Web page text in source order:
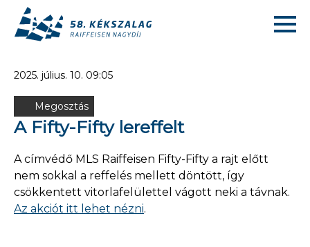
2025. július. 10. 09:05
Megosztás
A Fifty-Fifty lereffelt
A címvédő MLS Raiffeisen Fifty-Fifty a rajt előtt
nem sokkal a reffelés mellett döntött, így
csökkentett vitorlafelülettel vágott neki a távnak.
Az akciót itt lehet nézni.